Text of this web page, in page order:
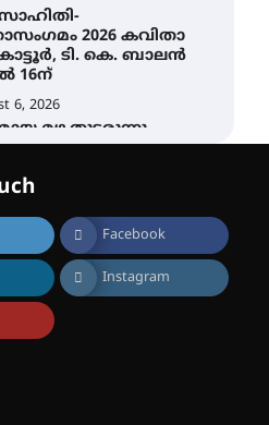
2026 കവിതാ
ടി. കെ. ബാലൻ
16ന്
6, 2026
മഴ തുടരുന്നു –
എല്ലാ
7, 2026
യൂണിവേഴ്‌സിറ്റിയിൽ
ഡോക്ടറേറ്റ്
എൻ. ആര്യ
Facebook
Instagram